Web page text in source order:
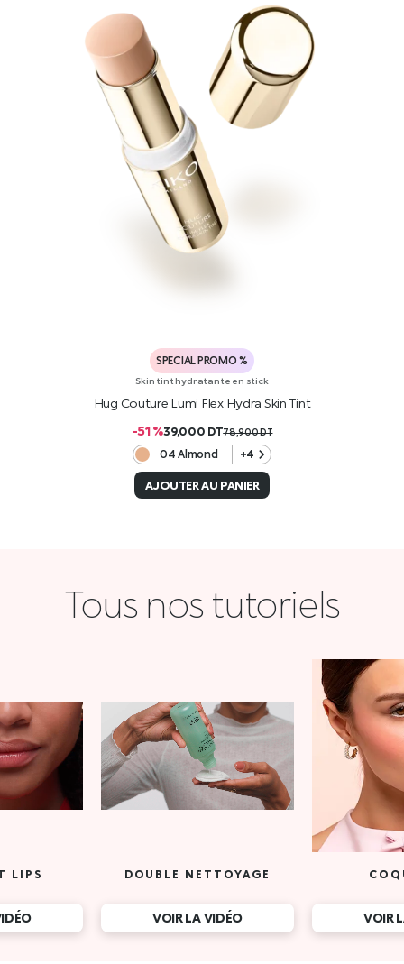
SPECIAL PROMO %
Skin tint hydratante en stick
Hug Couture Lumi Flex Hydra Skin Tint
-51 %39,000 DT78,900DT
04 Almond +4
AJOUTER AU PANIER
Tous nos tutoriels
LIPS DOUBLE NETTOYAGE
VOIR LA VIDÉO VOIR